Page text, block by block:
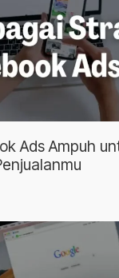
Ads Ampuh